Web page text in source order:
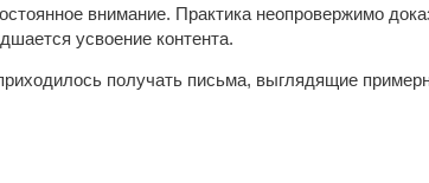
внимание. Практика неопровержимо
усвоение контента.
получать письма, выглядящие